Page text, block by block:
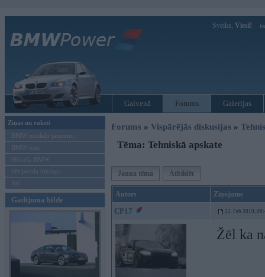
Sveiks, Viesi!
Galvenā Forums Galerijas
Ziņas un raksti
BMW modeļu jaunumi
BMW testi
Mēneša BMW
Sērijveida tūnings
Vel...
Gadījuma bilde
Forums » Vispārējās diskusijas »
Tēma: Tehniskā apskate
Jauna tēma Atbildēt
Autors Ziņojums
CP17 22. Feb 2019,
Žēl ka